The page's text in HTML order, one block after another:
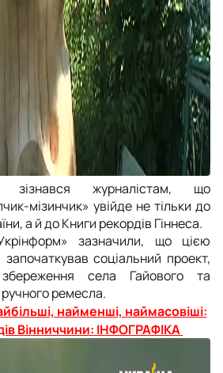
зізнався журналістам, що
мізинчик» увійде не тільки до
а й до Книги рекордів Гіннеса.
зазначили, що цією
започаткував соціальний проект,
села Гайового та
ремесла.
найменші, наймасовіші:
Вінниччини: ІНФОГРАФІКА